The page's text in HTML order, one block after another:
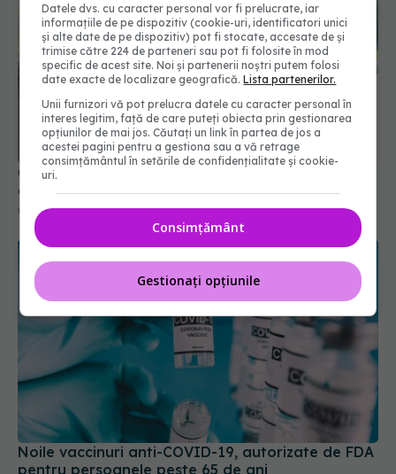
COVID-19 revine în România. Medicii, semnal de
alarmă
02 sep 2025, 15:51
Noile vaccinuri anti-COVID-19, autorizate de FDA
pentru persoanele peste 65 de ani
Datele dvs. cu caracter personal vor fi prelucrate, iar
informațiile de pe dispozitiv (cookie-uri, identificatori unici
și alte date de pe dispozitiv) pot fi stocate, accesate de și
trimise către 224 de parteneri sau pot fi folosite în mod
specific de acest site. Noi și partenerii noștri putem folosi
date exacte de localizare geografică.Lista partenerilor.
Unii furnizori vă pot prelucra datele cu caracter personal în
interes legitim, față de care puteți obiecta prin gestionarea
opțiunilor de mai jos. Căutați un link în partea de jos a
acestei pagini pentru a gestiona sau a vă retrage
consimțământul în setările de confidențialitate și cookie-
uri.
Consimțământ
Gestionați opțiunile